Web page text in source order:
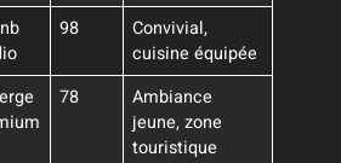
98
Convivial,
cuisine équipée
78
Ambiance
jeune, zone
touristique